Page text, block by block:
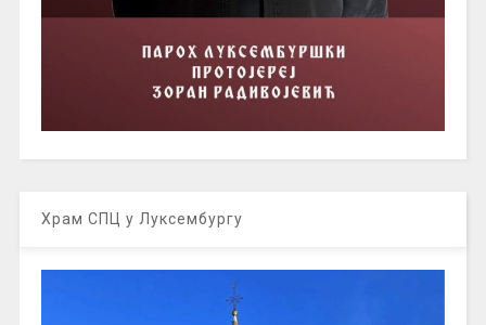
Храм СПЦ у Луксембургу